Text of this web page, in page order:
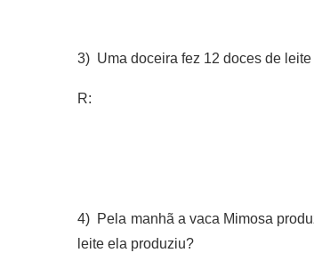
3) Uma doceira fez 12 doces de
R:
4) Pela manhã a vaca Mimosa
leite ela produziu?